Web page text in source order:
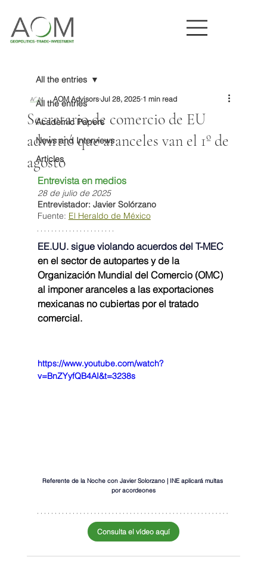
All the entries
Academic Papers
News and Interviews
Articles
All the entries
Secretario de comercio de EU
advirtió que aranceles van el 1º de
agosto
AOM Advisors Jul 28, 2025 1 min read
Entrevista en medios
28 de julio de 2025
Entrevistador: Javier Solórzano
Fuente: El Heraldo de México
EE.UU. sigue violando acuerdos del T-MEC
en el sector de autopartes y de la
Organización Mundial del Comercio (OMC)
al imponer aranceles a las exportaciones
mexicanas no cubiertas por el tratado
comercial.
https://www.youtube.com/watch?
v=BnZYyfQB4AI&t=3238s
Referente de la Noche con Javier Solorzano | INE aplicará multas
por acordeones
Consulta el vídeo aquí